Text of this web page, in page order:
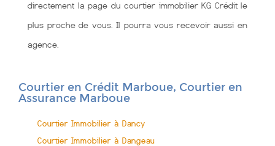
directement la page du courtier immobilier KG Crédit le
plus proche de vous. Il pourra vous recevoir aussi en
agence.
Courtier en Crédit Marboue, Courtier en
Assurance Marboue
Courtier Immobilier à Dancy
Courtier Immobilier à Dangeau